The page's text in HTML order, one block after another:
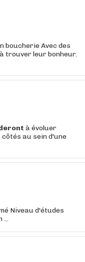
boucherie Avec des
trouver leur bonheur.
à évoluer
au sein d'une
Niveau d'études
...